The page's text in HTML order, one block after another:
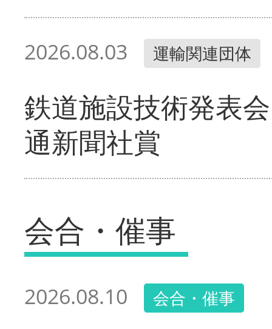
2026.08.03 運輸関連団体
鉄道施設技術発表
通新聞社賞
会合・催事
2026.08.10 会合・催事